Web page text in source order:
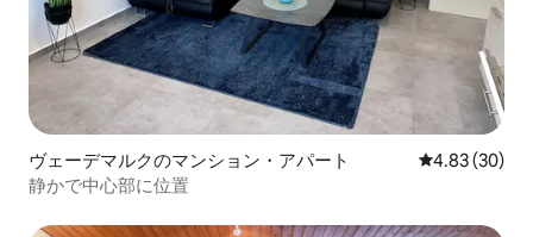
ヴェーデマルクのマンション・アパート レビュー30
4.83 (30)
静かで中心部に位置